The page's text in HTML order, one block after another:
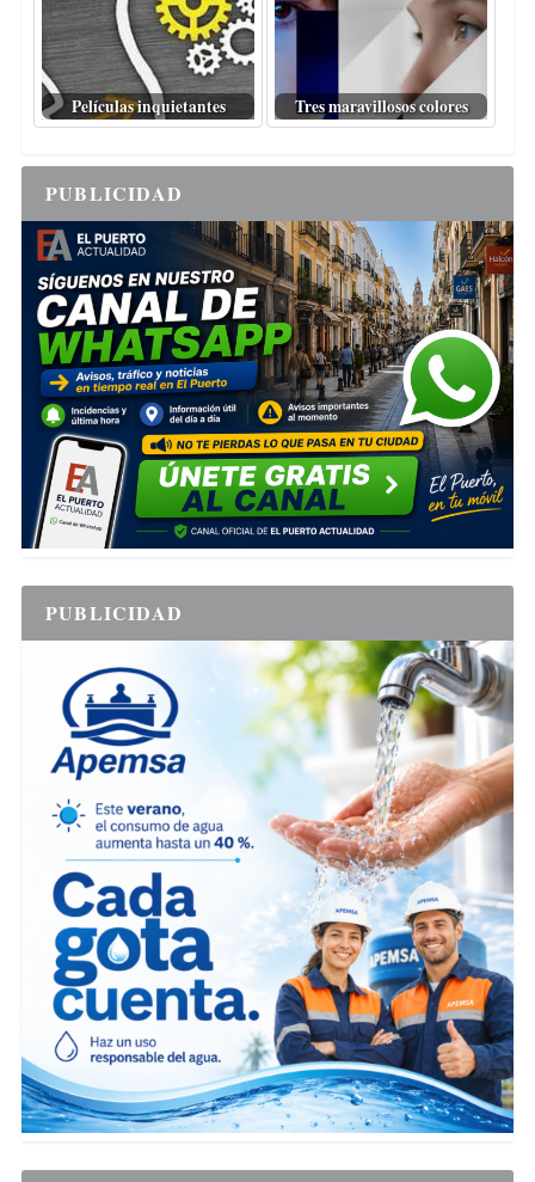
Películas inquietantes Tres maravillosos colores
PUBLICIDAD
PUBLICIDAD